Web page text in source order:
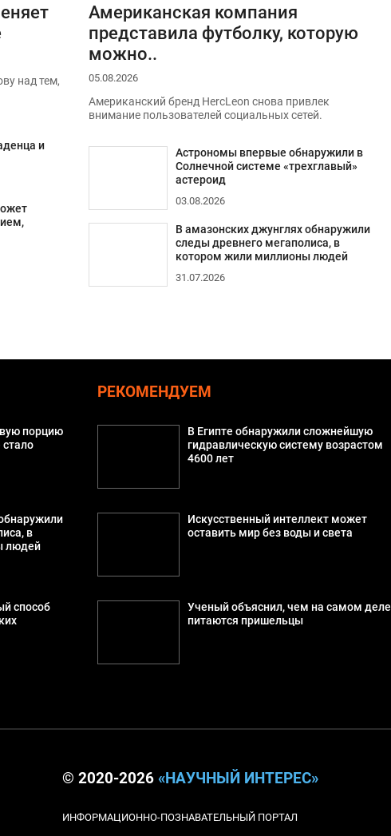
над тем,
и
Американская компания
представила футболку, которую
можно..
05.08.2026
Американский бренд HercLeon снова привлек
внимание пользователей социальных сетей.
Астрономы впервые обнаружили в
Солнечной системе «трехглавый»
астероид
03.08.2026
В амазонских джунглях обнаружили
следы древнего мегаполиса, в
котором жили миллионы людей
31.07.2026
порцию
в
людей
способ
РЕКОМЕНДУЕМ
В Египте обнаружили сложнейшую
гидравлическую систему возрастом
4600 лет
Искусственный интеллект может
оставить мир без воды и света
Ученый объяснил, чем на самом деле
питаются пришельцы
© 2020-2026 «НАУЧНЫЙ ИНТЕРЕС»
ИНФОРМАЦИОННО-ПОЗНАВАТЕЛЬНЫЙ ПОРТАЛ